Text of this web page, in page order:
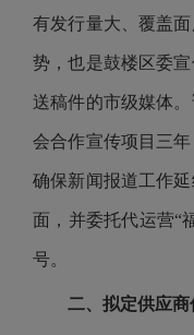
有发行量大、覆盖
势，也是鼓楼区委
送稿件的市级媒体
会合作宣传项目三
确保新闻报道工作
面，并委托代运营“
号。
二、拟定供应商